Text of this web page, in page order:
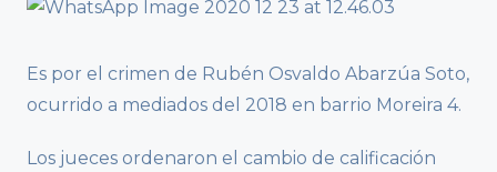
Es por el crimen de Rubén Osvaldo Abarzúa Soto,
ocurrido a mediados del 2018 en barrio Moreira 4.
Los jueces ordenaron el cambio de calificación